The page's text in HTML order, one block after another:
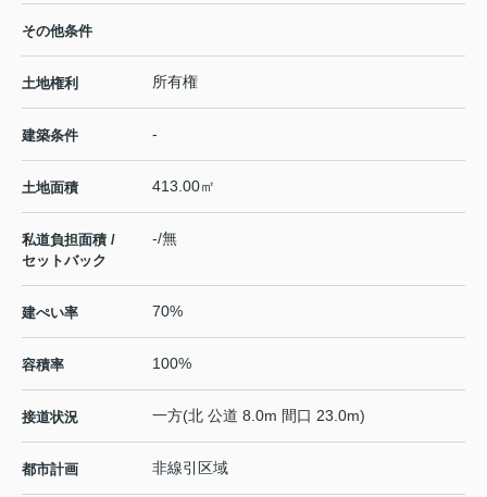
その他条件
土地権利 所有権
建築条件 -
土地面積 413.00㎡
私道負担面積 /
セットバック
-/無
建ぺい率 70%
容積率 100%
接道状況 一方(北 公道 8.0m 間口 23.0m)
都市計画 非線引区域